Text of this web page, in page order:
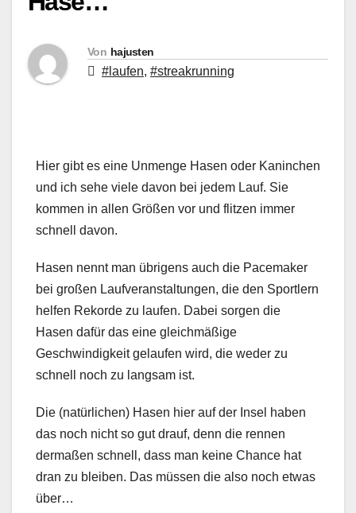
Von hajusten
#laufen, #streakrunning
Hier gibt es eine Unmenge Hasen oder Kaninchen
und ich sehe viele davon bei jedem Lauf. Sie
kommen in allen Größen vor und flitzen immer
schnell davon.
Hasen nennt man übrigens auch die Pacemaker
bei großen Laufveranstaltungen, die den Sportlern
helfen Rekorde zu laufen. Dabei sorgen die
Hasen dafür das eine gleichmäßige
Geschwindigkeit gelaufen wird, die weder zu
schnell noch zu langsam ist.
Die (natürlichen) Hasen hier auf der Insel haben
das noch nicht so gut drauf, denn die rennen
dermaßen schnell, dass man keine Chance hat
dran zu bleiben. Das müssen die also noch etwas
über…